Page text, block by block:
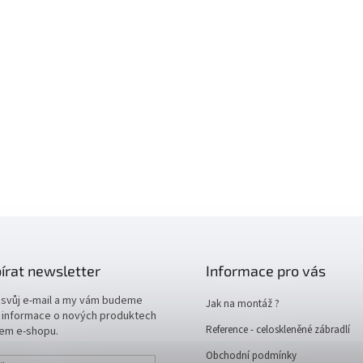
newsletter
e-mail a my vám budeme
o nových produktech
e-shopu.
Informace pro vás
Jak na montáž ?
Reference - celoskleněné zábradlí
Obchodní podmínky